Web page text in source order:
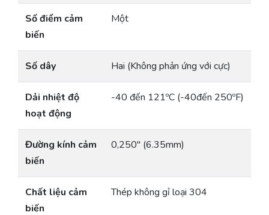
Số điểm cảm
biến
Một
Số dây Hai (Không phản ứng với cực)
Dải nhiệt độ
hoạt động
-40 đến 121ºC (-40đến 250ºF)
Đường kính cảm
biến
0,250″ (6.35mm)
Chất liệu cảm
biến
Thép không gỉ loại 304